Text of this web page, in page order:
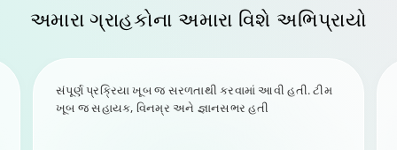
અમારા ગ્રાહકોના અમારા વિશે અભિપ્રાયો
સંપૂર્ણ પ્રક્રિયા ખૂબ જ સરળતાથી કરવામાં આવી હતી. ટીમ
ખૂબ જ સહાયક, વિનમ્ર અને જ્ઞાનસભર હતી